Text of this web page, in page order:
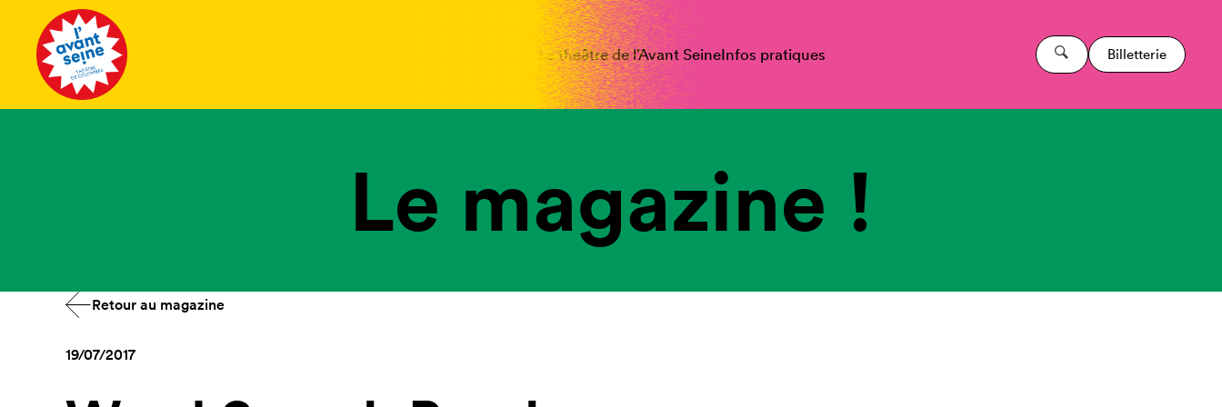
Le théâtre de l’Avant SeineInfos pratiques Billetterie
Le magazine !
Retour au magazine
19/07/2017